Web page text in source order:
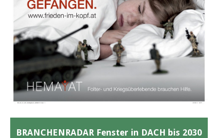
BRANCHENRADAR Fenster in DACH bis 2030